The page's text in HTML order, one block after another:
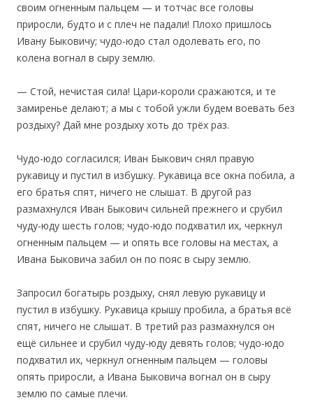
своим огненным пальцем — и тотчас все головы
приросли, будто и с плеч не падали! Плохо пришлось
Ивану Быковичу; чудо-юдо стал одолевать его, по
колена вогнал в сыру землю.
— Стой, нечистая сила! Цари-короли сражаются, и те
замиренье делают; а мы с тобой ужли будем воевать без
роздыху? Дай мне роздыху хоть до трёх раз.
Чудо-юдо согласился; Иван Быкович снял правую
рукавицу и пустил в избушку. Рукавица все окна побила, а
его братья спят, ничего не слышат. В другой раз
размахнулся Иван Быкович сильней прежнего и срубил
чуду-юду шесть голов; чудо-юдо подхватил их, черкнул
огненным пальцем — и опять все головы на местах, а
Ивана Быковича забил он по пояс в сыру землю.
Запросил богатырь роздыху, снял левую рукавицу и
пустил в избушку. Рукавица крышу пробила, а братья всё
спят, ничего не слышат. В третий раз размахнулся он
ещё сильнее и срубил чуду-юду девять голов; чудо-юдо
подхватил их, черкнул огненным пальцем — головы
опять приросли, а Ивана Быковича вогнал он в сыру
землю по самые плечи.